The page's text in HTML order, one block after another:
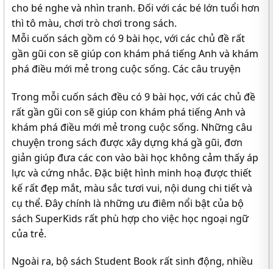
cho bé nghe và nhìn tranh. Đối với các bé lớn tuổi hơn
thì tô màu, chơi trò chơi trong sách.
Mỗi cuốn sách gồm có 9 bài học, với các chủ đề rất
gần gũi con sẽ giúp con khám phá tiếng Anh và khám
phá điều mới mẻ trong cuộc sống. Các câu truyện
Trong mỗi cuốn sách đều có 9 bài học, với các chủ đề
rất gần gũi con sẽ giúp con khám phá tiếng Anh và
khám phá điều mới mẻ trong cuộc sống. Những câu
chuyện trong sách được xây dựng khá gầ gũi, đơn
giản giúp đưa các con vào bài học không cảm thấy áp
lực và cứng nhắc. Đặc biệt hình minh hoạ được thiết
kế rất đẹp mắt, màu sắc tươi vui, nội dung chi tiết và
cụ thể. Đây chính là những ưu điêm nổi bật của bộ
sách SuperKids rất phù hợp cho việc học ngoại ngữ
của trẻ.
Ngoài ra, bộ sách Student Book rất sinh động, nhiều